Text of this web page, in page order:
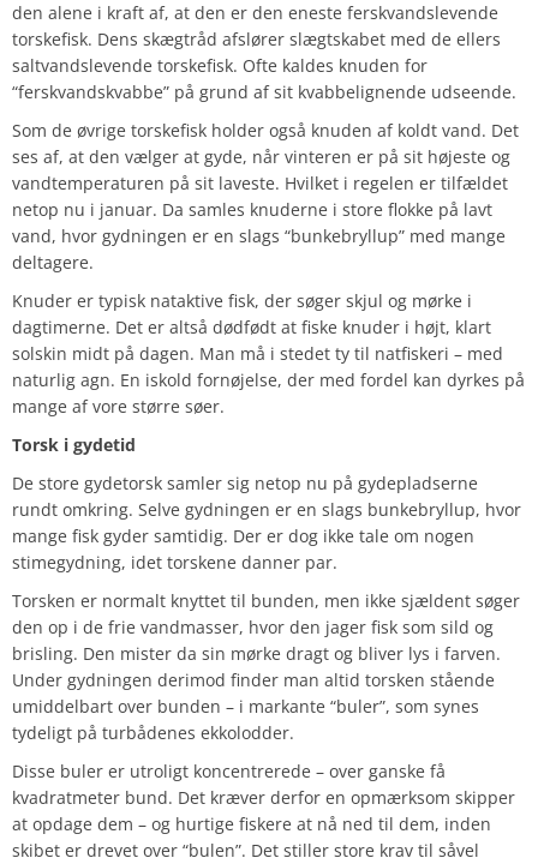
den alene i kraft af, at den er den eneste ferskvandslevende
torskefisk. Dens skægtråd afslører slægtskabet med de ellers
saltvandslevende torskefisk. Ofte kaldes knuden for
“ferskvandskvabbe” på grund af sit kvabbelignende udseende.
Som de øvrige torskefisk holder også knuden af koldt vand. Det
ses af, at den vælger at gyde, når vinteren er på sit højeste og
vandtemperaturen på sit laveste. Hvilket i regelen er tilfældet
netop nu i januar. Da samles knuderne i store flokke på lavt
vand, hvor gydningen er en slags “bunkebryllup” med mange
deltagere.
Knuder er typisk nataktive fisk, der søger skjul og mørke i
dagtimerne. Det er altså dødfødt at fiske knuder i højt, klart
solskin midt på dagen. Man må i stedet ty til natfiskeri – med
naturlig agn. En iskold fornøjelse, der med fordel kan dyrkes på
mange af vore større søer.
Torsk i gydetid
De store gydetorsk samler sig netop nu på gydepladserne
rundt omkring. Selve gydningen er en slags bunkebryllup, hvor
mange fisk gyder samtidig. Der er dog ikke tale om nogen
stimegydning, idet torskene danner par.
Torsken er normalt knyttet til bunden, men ikke sjældent søger
den op i de frie vandmasser, hvor den jager fisk som sild og
brisling. Den mister da sin mørke dragt og bliver lys i farven.
Under gydningen derimod finder man altid torsken stående
umiddelbart over bunden – i markante “buler”, som synes
tydeligt på turbådenes ekkolodder.
Disse buler er utroligt koncentrerede – over ganske få
kvadratmeter bund. Det kræver derfor en opmærksom skipper
at opdage dem – og hurtige fiskere at nå ned til dem, inden
skibet er drevet over “bulen”. Det stiller store krav til såvel